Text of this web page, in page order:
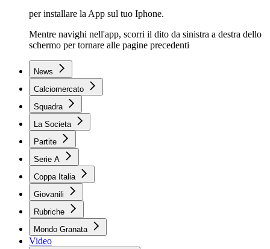
per installare la App sul tuo Iphone.
Mentre navighi nell'app, scorri il dito da sinistra a destra dello
schermo per tornare alle pagine precedenti
News
Calciomercato
Squadra
La Societa
Partite
Serie A
Coppa Italia
Giovanili
Rubriche
Mondo Granata
Video